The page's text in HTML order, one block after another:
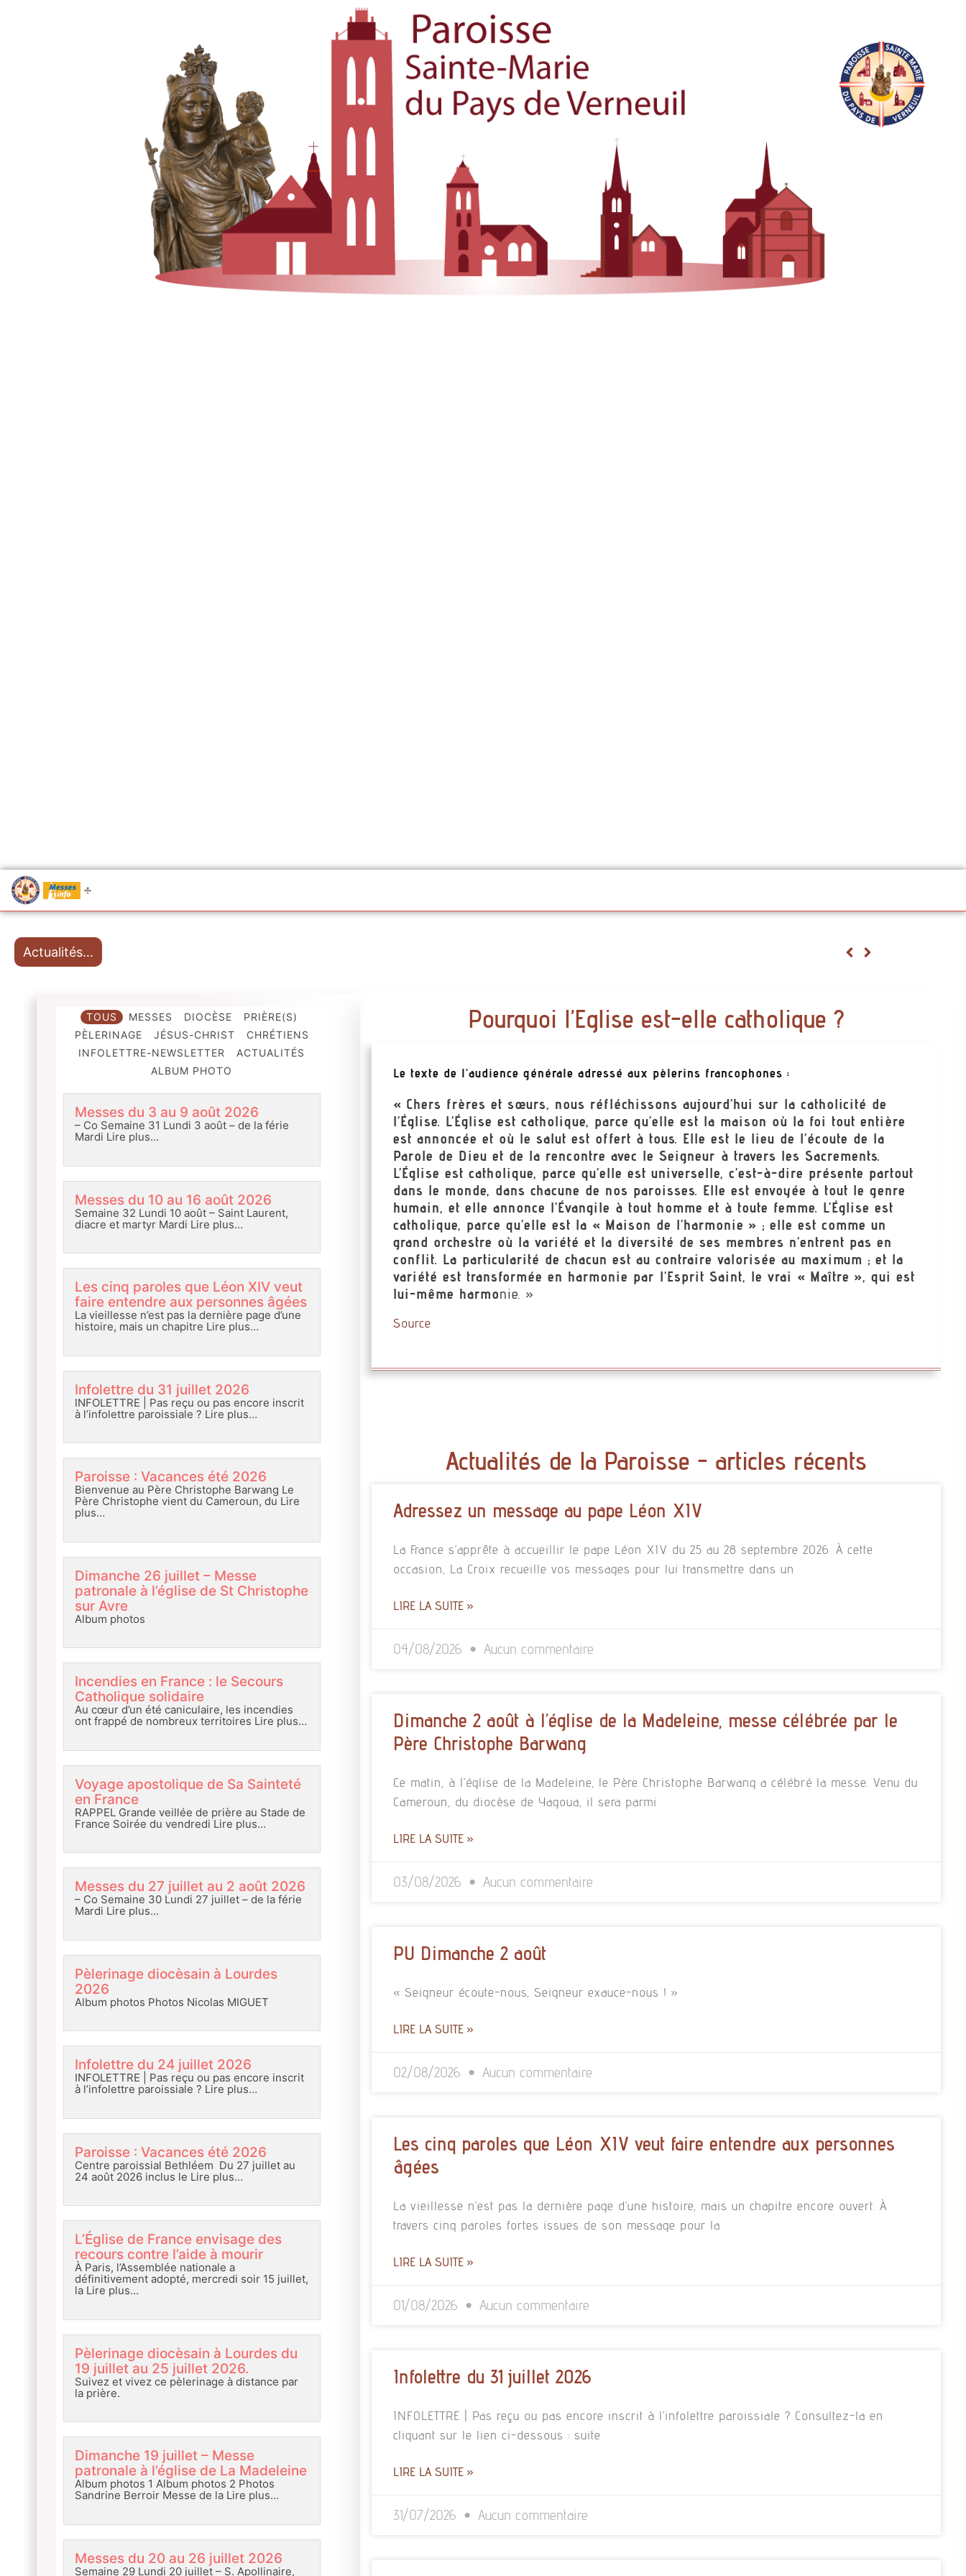
Messes
Actualités…
TOUS MESSES DIOCÈSE
PRIÈRE(S)
PÈLERINAGE
JÉSUS-CHRIST
CHRÉTIENS
INFOLETTRE-NEWSLETTER
ACTUALITÉS
ALBUM PHOTO
Messes du 3 au 9 août 2026
– Co Semaine 31 Lundi 3 août – de la férie
Mardi Lire plus…
Messes du 10 au 16 août 2026
Semaine 32 Lundi 10 août – Saint Laurent,
diacre et martyr Mardi Lire plus…
Les cinq paroles que Léon XIV veut
faire entendre aux personnes âgées
La vieillesse n’est pas la dernière page d’une
histoire, mais un chapitre Lire plus…
Infolettre du 31 juillet 2026
INFOLETTRE | Pas reçu ou pas encore inscrit
à l’infolettre paroissiale ? Lire plus…
Paroisse : Vacances été 2026
Bienvenue au Père Christophe Barwang Le
Père Christophe vient du Cameroun, du Lire
plus…
Dimanche 26 juillet – Messe
patronale à l’église de St Christophe
sur Avre
Album photos
Incendies en France : le Secours
Catholique solidaire
Au cœur d’un été caniculaire, les incendies
ont frappé de nombreux territoires Lire plus…
Voyage apostolique de Sa Sainteté
en France
RAPPEL Grande veillée de prière au Stade de
France Soirée du vendredi Lire plus…
Messes du 27 juillet au 2 août 2026
– Co Semaine 30 Lundi 27 juillet – de la férie
Mardi Lire plus…
Pèlerinage diocèsain à Lourdes
2026
Album photos Photos Nicolas MIGUET
Infolettre du 24 juillet 2026
INFOLETTRE | Pas reçu ou pas encore inscrit
à l’infolettre paroissiale ? Lire plus…
Paroisse : Vacances été 2026
Centre paroissial Bethléem Du 27 juillet au
24 août 2026 inclus le Lire plus…
L’Église de France envisage des
recours contre l’aide à mourir
À Paris, l’Assemblée nationale a
définitivement adopté, mercredi soir 15 juillet,
la Lire plus…
Pèlerinage diocèsain à Lourdes du
19 juillet au 25 juillet 2026.
Suivez et vivez ce pèlerinage à distance par
la prière.
Dimanche 19 juillet – Messe
patronale à l’église de La Madeleine
Album photos 1 Album photos 2 Photos
Sandrine Berroir Messe de la Lire plus…
Messes du 20 au 26 juillet 2026
Semaine 29 Lundi 20 juillet – S. Apollinaire,
Pourquoi l’Eglise est-elle catholique ?
Le texte de l’audience générale adressé aux pèlerins francophones :
« Chers frères et sœurs, nous réfléchissons aujourd’hui sur la catholicité de
l’Église. L’Église est catholique, parce qu’elle est la maison où la foi tout entière
est annoncée et où le salut est offert à tous. Elle est le lieu de l’écoute de la
Parole de Dieu et de la rencontre avec le Seigneur à travers les Sacrements.
L’Église est catholique, parce qu’elle est universelle, c’est-à-dire présente partout
dans le monde, dans chacune de nos paroisses. Elle est envoyée à tout le genre
humain, et elle annonce l’Évangile à tout homme et à toute femme. L’Église est
catholique, parce qu’elle est la « Maison de l’harmonie » ; elle est comme un
grand orchestre où la variété et la diversité de ses membres n’entrent pas en
conflit. La particularité de chacun est au contraire valorisée au maximum ; et la
variété est transformée en harmonie par l’Esprit Saint, le vrai « Maître », qui est
lui-même harmonie. »
Source
Actualités de la Paroisse - articles récents
Adressez un message au pape Léon XIV
La France s’apprête à accueillir le pape Léon XIV du 25 au 28 septembre 2026. À cette
occasion, La Croix recueille vos messages pour lui transmettre dans un
LIRE LA SUITE »
04/08/2026 Aucun commentaire
Dimanche 2 août à l’église de la Madeleine, messe célébrée par le
Père Christophe Barwang
Ce matin, à l’église de la Madeleine, le Père Christophe Barwang a célébré la messe. Venu du
Cameroun, du diocèse de Yagoua, il sera parmi
LIRE LA SUITE »
03/08/2026 Aucun commentaire
PU Dimanche 2 août
« Seigneur écoute-nous, Seigneur exauce-nous ! »
LIRE LA SUITE »
02/08/2026 Aucun commentaire
Les cinq paroles que Léon XIV veut faire entendre aux personnes
âgées
La vieillesse n’est pas la dernière page d’une histoire, mais un chapitre encore ouvert. À
travers cinq paroles fortes issues de son message pour la
LIRE LA SUITE »
01/08/2026 Aucun commentaire
Infolettre du 31 juillet 2026
INFOLETTRE | Pas reçu ou pas encore inscrit à l’infolettre paroissiale ? Consultez-la en
cliquant sur le lien ci-dessous : suite
LIRE LA SUITE »
31/07/2026 Aucun commentaire